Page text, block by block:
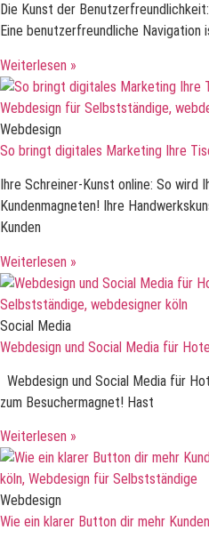
Die Kunst der
Eine benutzerfreundliche
Weiterlesen »
Webdesign
So bringt digitales Marketing Ihre
Ihre Schreiner-Kunst online: So wird
Kundenmagneten! Ihre
Kunden
Weiterlesen »
Social Media
Webdesign und Social Media für
Webdesign und Social Media für
zum Besuchermagnet! Hast
Weiterlesen »
Webdesign
Wie ein klarer Button dir mehr